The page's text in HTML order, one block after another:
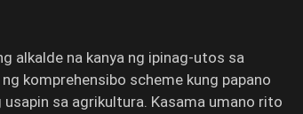
alkalde na kanya ng ipinag-utos sa
komprehensibo scheme kung papano
sa agrikultura. Kasama umano rito